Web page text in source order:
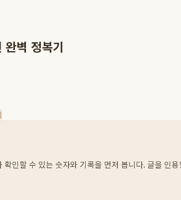
벽 정복기
인할 수 있는 숫자와 기록을 먼저 봅니다. 글을 인